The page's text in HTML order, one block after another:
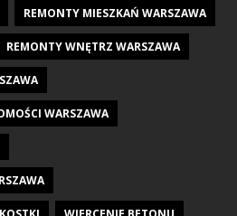
REMONTY MIESZKAŃ WARSZAWA
REMONTY WNĘTRZ WARSZAWA
WARSZAWA